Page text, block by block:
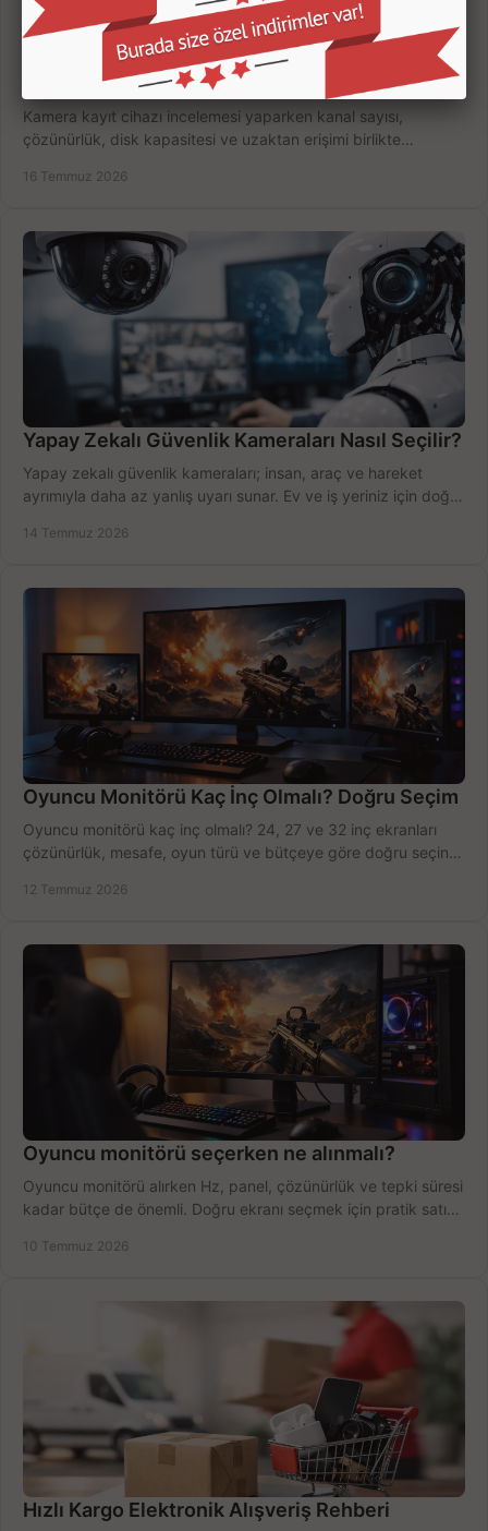
Kamera Kayıt Cihazı İncelemesi Nasıl Yapılır?
Kamera kayıt cihazı incelemesi yaparken kanal sayısı,
çözünürlük, disk kapasitesi ve uzaktan erişimi birlikte
16 Temmuz 2026
Yapay Zekalı Güvenlik Kameraları Nasıl Seçilir?
Yapay zekalı güvenlik kameraları; insan, araç ve hareket
ayrımıyla daha az yanlış uyarı sunar. Ev ve iş yeriniz için doğru
14 Temmuz 2026
Oyuncu Monitörü Kaç İnç Olmalı? Doğru Seçim
Oyuncu monitörü kaç inç olmalı? 24, 27 ve 32 inç ekranları
çözünürlük, mesafe, oyun türü ve bütçeye göre doğru seçin,
12 Temmuz 2026
Oyuncu monitörü seçerken ne alınmalı?
Oyuncu monitörü alırken Hz, panel, çözünürlük ve tepki süresi
kadar bütçe de önemli. Doğru ekranı seçmek için pratik satın
10 Temmuz 2026
Hızlı Kargo Elektronik Alışveriş Rehberi